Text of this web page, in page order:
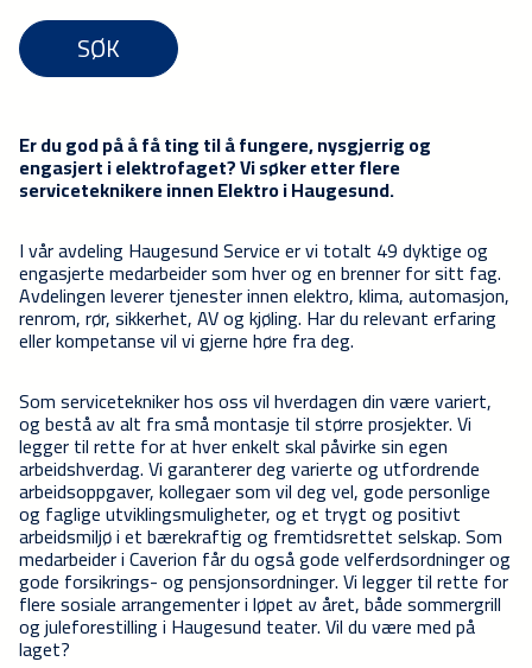
SØK
Er du god på å få ting til å fungere, nysgjerrig og
engasjert i elektrofaget? Vi søker etter flere
serviceteknikere innen Elektro i Haugesund.
I vår avdeling Haugesund Service er vi totalt 49 dyktige og
engasjerte medarbeider som hver og en brenner for sitt fag.
Avdelingen leverer tjenester innen elektro, klima, automasjon,
renrom, rør, sikkerhet, AV og kjøling. Har du relevant erfaring
eller kompetanse vil vi gjerne høre fra deg.
Som servicetekniker hos oss vil hverdagen din være variert,
og bestå av alt fra små montasje til større prosjekter. Vi
legger til rette for at hver enkelt skal påvirke sin egen
arbeidshverdag. Vi garanterer deg varierte og utfordrende
arbeidsoppgaver, kollegaer som vil deg vel, gode personlige
og faglige utviklingsmuligheter, og et trygt og positivt
arbeidsmiljø i et bærekraftig og fremtidsrettet selskap. Som
medarbeider i Caverion får du også gode velferdsordninger og
gode forsikrings- og pensjonsordninger. Vi legger til rette for
flere sosiale arrangementer i løpet av året, både sommergrill
og juleforestilling i Haugesund teater. Vil du være med på
laget?